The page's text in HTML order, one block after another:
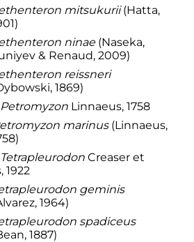
mitsukurii(Hatta,
ninae(Naseka,
& Renaud, 2009)
reissneri
1869)
PetromyzonLinnaeus, 1758
marinus(Linnaeus,
TetrapleurodonCreaser et
1922
geminis
1964)
spadiceus
1887)